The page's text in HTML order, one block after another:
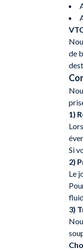
de
1)
Si
2)
Le
3)